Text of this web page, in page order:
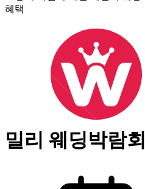
밀리 웨딩박람회